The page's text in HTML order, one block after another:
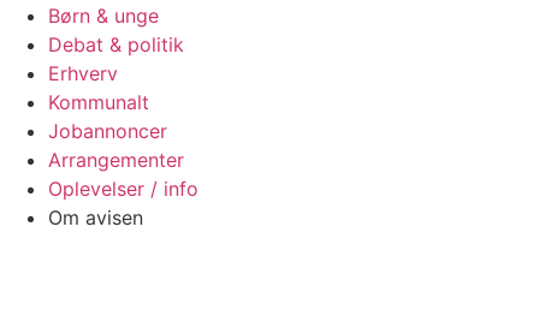
Børn & unge
Debat & politik
Erhverv
Kommunalt
Jobannoncer
Arrangementer
Oplevelser / info
Om avisen